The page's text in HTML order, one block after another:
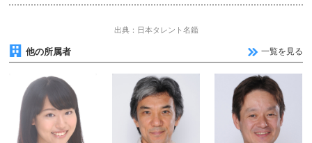
出典：日本タレント名鑑
他の所属者 一覧を見る